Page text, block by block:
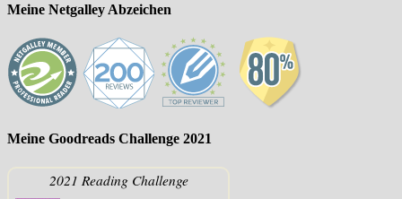
Meine Netgalley Abzeichen
Meine Goodreads Challenge 2021
2021 Reading Challenge